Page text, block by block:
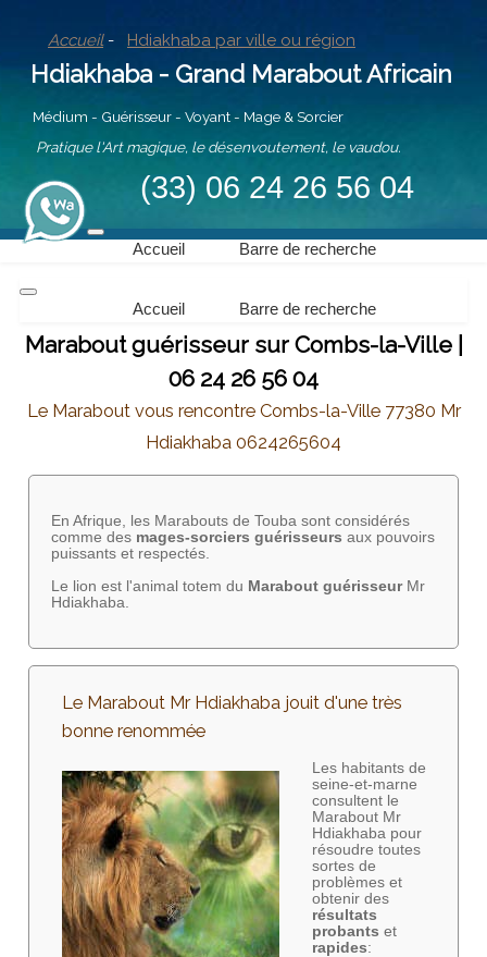
Accueil - Hdiakhaba par ville ou région
Hdiakhaba - Grand Marabout Africain
Médium - Guérisseur - Voyant - Mage & Sorcier
Pratique l'Art magique, le désenvoutement, le vaudou.
(33) 06 24 26 56 04
Accueil Barre de recherche
Accueil Barre de recherche
Marabout guérisseur sur Combs-la-Ville |
06 24 26 56 04
Le Marabout vous rencontre Combs-la-Ville 77380 Mr
Hdiakhaba 0624265604
En Afrique, les Marabouts de Touba sont considérés
comme des mages-sorciers guérisseurs aux pouvoirs
puissants et respectés.
Le lion est l'animal totem du Marabout guérisseurMr
Hdiakhaba.
Le Marabout Mr Hdiakhaba jouit d'une très
bonne renommée
Les habitants de
seine-et-marne
consultent le
Marabout Mr
Hdiakhaba pour
résoudre toutes
sortes de
problèmes et
obtenir des
résultats
probants et
rapides: